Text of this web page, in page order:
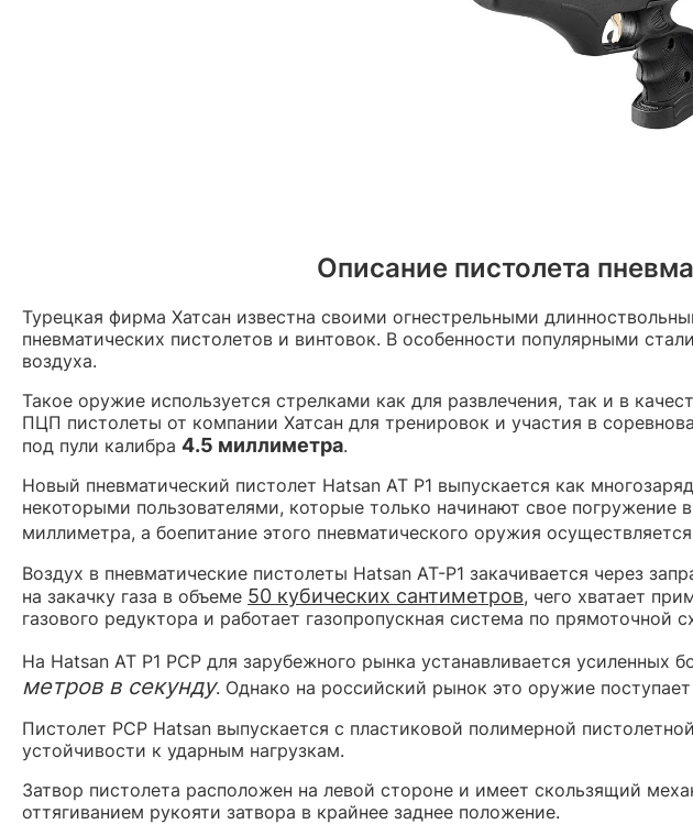
Описание пистолета
Турецкая фирма Хатсан известна своими огнестрельными
пневматических пистолетов и винтовок. В особенности популярными
воздуха.
Такое оружие используется стрелками как для развлечения, так и в
ПЦП пистолеты от компании Хатсан для тренировок и участия в
под пули калибра 4.5 миллиметра.
Новый пневматический пистолет Hatsan AT P1 выпускается как
некоторыми пользователями, которые только начинают свое
миллиметра, а боепитание этого пневматического оружия
Воздух в пневматические пистолеты Hatsan АТ-Р1 закачивается через
на закачку газа в объеме 50 кубических сантиметров, чего хватает
газового редуктора и работает газопропускная система по прямоточной
На Hatsan AT P1 PCP для зарубежного рынка устанавливается
метров в секунду. Однако на российский рынок это оружие
Пистолет РСР Hatsan выпускается с пластиковой полимерной
устойчивости к ударным нагрузкам.
Затвор пистолета расположен на левой стороне и имеет скользящий
оттягиванием рукояти затвора в крайнее заднее положение.